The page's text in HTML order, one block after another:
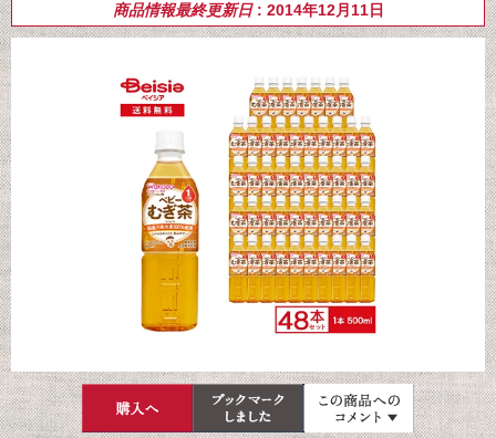
商品情報最終更新日: 2014年12月11日